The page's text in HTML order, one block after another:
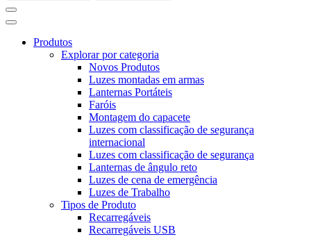
Produtos
Explorar por categoria
Novos Produtos
Luzes montadas em armas
Lanternas Portáteis
Faróis
Montagem do capacete
Luzes com classificação de segurança
internacional
Luzes com classificação de segurança
Lanternas de ângulo reto
Luzes de cena de emergência
Luzes de Trabalho
Tipos de Produto
Recarregáveis
Recarregáveis USB